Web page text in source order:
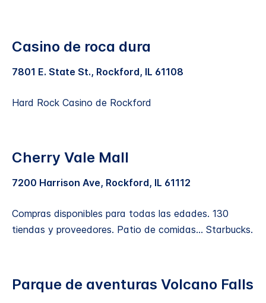
Casino de roca dura
7801 E. State St., Rockford, IL 61108
Hard Rock Casino de Rockford
Cherry Vale Mall
7200 Harrison Ave, Rockford, IL 61112
Compras disponibles para todas las edades. 130
tiendas y proveedores. Patio de comidas... Starbucks.
Parque de aventuras Volcano Falls